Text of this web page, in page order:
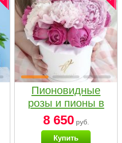
Пионовидные
розы и пионы в
белой коробке
Small
8 650руб.
Купить